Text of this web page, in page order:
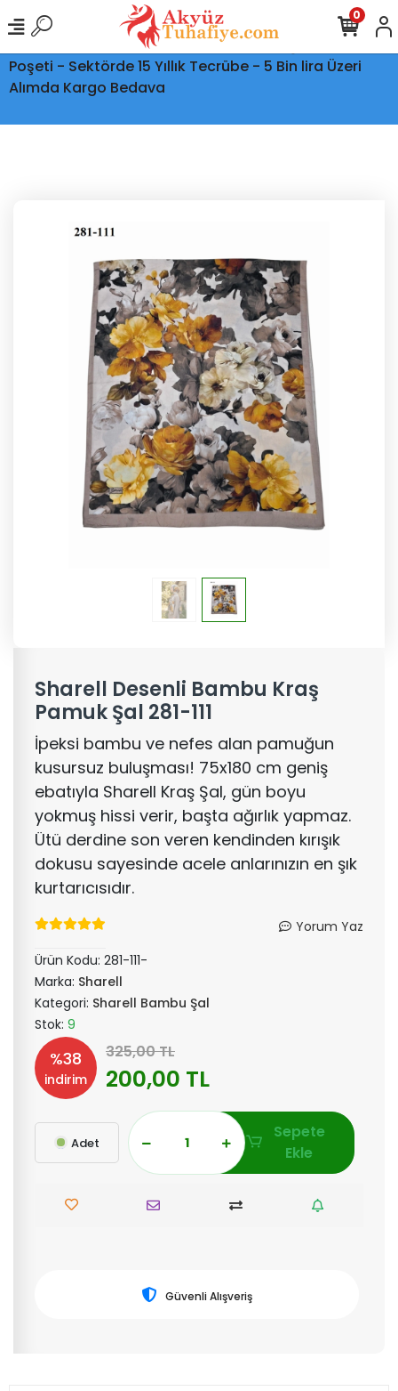
Ptt Kargo İle Tüm Türkiye'ye Teslimat - Şeffaf Kargo
Poşeti - Sektörde 15 Yıllık Tecrübe - 5 Bin lira Üzeri
Alımda Kargo Bedava
0
Sharell Desenli Bambu Kraş
Pamuk Şal 281-111
İpeksi bambu ve nefes alan pamuğun
kusursuz buluşması! 75x180 cm geniş
ebatıyla Sharell Kraş Şal, gün boyu
yokmuş hissi verir, başta ağırlık yapmaz.
Ütü derdine son veren kendinden kırışık
dokusu sayesinde acele anlarınızın en şık
kurtarıcısıdır.
Yorum Yaz
Ürün Kodu: 281-111-
Marka: Sharell
Kategori: Sharell Bambu Şal
Stok: 9
%38
indirim
325,00 TL
200,00 TL
Adet
Sepete
Ekle
Güvenli Alışveriş